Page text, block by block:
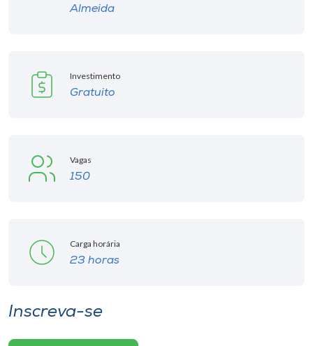
Almeida
Investimento
Gratuito
Vagas
150
Carga horária
23 horas
Inscreva-se